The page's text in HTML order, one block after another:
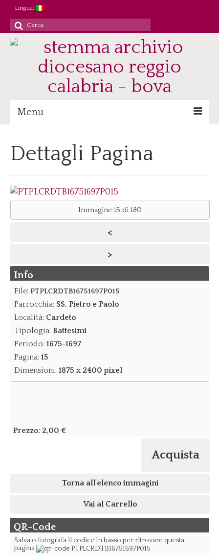
Lingua:
Cerca
per:
Menu
Patrimonio/Staff
Consultazione
Immagini digitali
Contatti
Dove siamo/Messaggi
Dettagli Pagina
Immagine 15 di 180
<
>
Info
File: PTPLCRDTB16751697P015
Parrocchia: SS. Pietro e Paolo
Località: Cardeto
Tipologia: Battesimi
Periodo: 1675-1697
Pagina: 15
Dimensioni: 1875 x 2400 pixel
Prezzo: 2,00 €
Acquista
Torna all'elenco immagini
Vai al Carrello
QR-Code
Salva o fotografa il codice in basso per ritrovare questa
pagina